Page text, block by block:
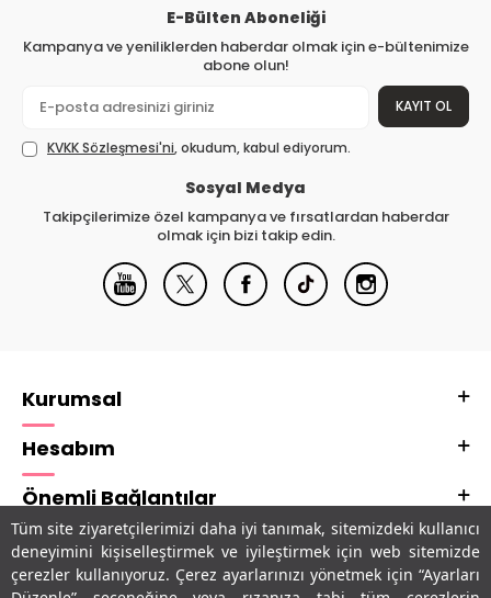
Tüm site ziyaretçilerimizi daha iyi tanımak, sitemizdeki kullanıcı
deneyimini kişiselleştirmek ve iyileştirmek için web sitemizde
çerezler kullanıyoruz. Çerez ayarlarınızı yönetmek için “Ayarları
E-Bülten Aboneliği
Kampanya ve yeniliklerden haberdar olmak için e-bültenimize
abone olun!
KAYIT OL
KVKK Sözleşmesi'ni, okudum, kabul ediyorum.
Sosyal Medya
Takipçilerimize özel kampanya ve fırsatlardan haberdar
olmak için bizi takip edin.
Kurumsal
Hesabım
Önemli Bağlantılar
Adres & İletişim